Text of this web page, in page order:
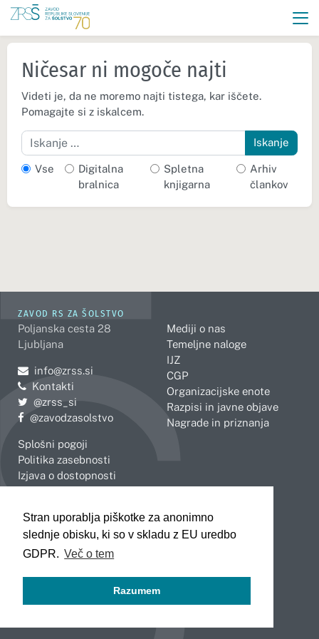
Stran uporablja piškotke za anonimno
slednje obisku, ki so v skladu z EU uredbo
GDPR. Več o tem
Razumem
Ničesar ni mogoče najti
Videti je, da ne moremo najti tistega, kar iščete.
Pomagajte si z iskalcem.
Iskanje
Vse
Digitalna
bralnica
Spletna
knjigarna
Arhiv
člankov
ZAVOD RS ZA ŠOLSTVO
Poljanska cesta 28
Ljubljana
Pošljite e-mail na
info@zrss.si
Kontakti
Pojdite na Twitter:
@zrss_si
Pojdite na Facebook:
@zavodzasolstvo
Splošni pogoji
Politika zasebnosti
Izjava o dostopnosti
Mediji o nas
Temeljne naloge
IJZ
CGP
Organizacijske enote
Razpisi in javne objave
Nagrade in priznanja
Celje
Koper
Kranj
Novo mesto
Slovenj Gradec